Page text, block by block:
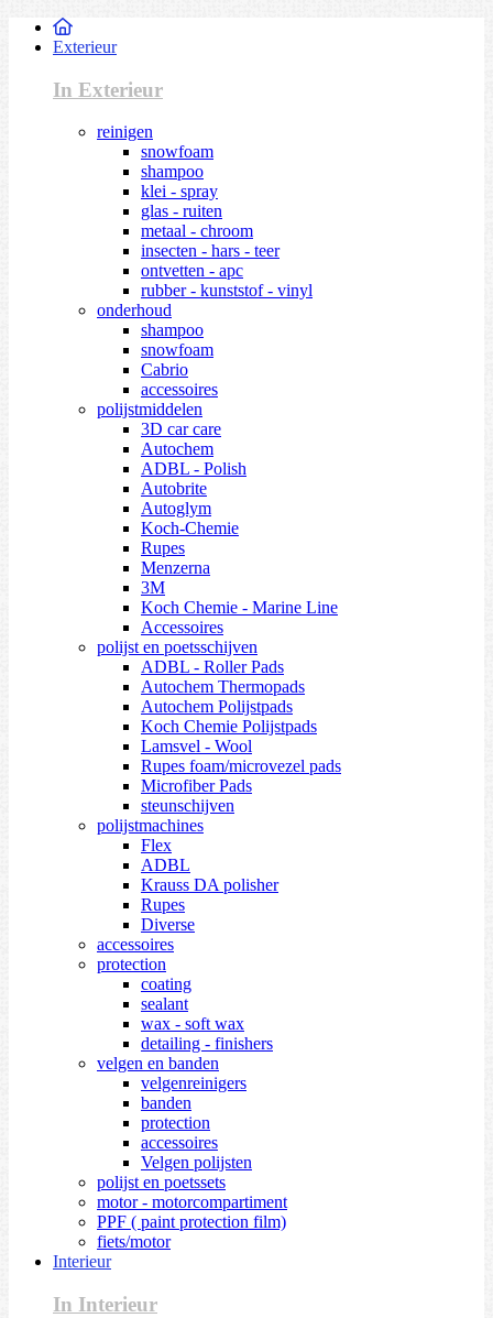
Exterieur
In Exterieur
reinigen
snowfoam
shampoo
klei - spray
glas - ruiten
metaal - chroom
insecten - hars - teer
ontvetten - apc
rubber - kunststof - vinyl
onderhoud
shampoo
snowfoam
Cabrio
accessoires
polijstmiddelen
3D car care
Autochem
ADBL - Polish
Autobrite
Autoglym
Koch-Chemie
Rupes
Menzerna
3M
Koch Chemie - Marine Line
Accessoires
polijst en poetsschijven
ADBL - Roller Pads
Autochem Thermopads
Autochem Polijstpads
Koch Chemie Polijstpads
Lamsvel - Wool
Rupes foam/microvezel pads
Microfiber Pads
steunschijven
polijstmachines
Flex
ADBL
Krauss DA polisher
Rupes
Diverse
accessoires
protection
coating
sealant
wax - soft wax
detailing - finishers
velgen en banden
velgenreinigers
banden
protection
accessoires
Velgen polijsten
polijst en poetssets
motor - motorcompartiment
PPF ( paint protection film)
fiets/motor
Interieur
In Interieur